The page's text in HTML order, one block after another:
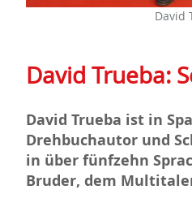
David
David Trueba:
David Trueba ist in
Drehbuchautor und
in über fünfzehn
Bruder, dem